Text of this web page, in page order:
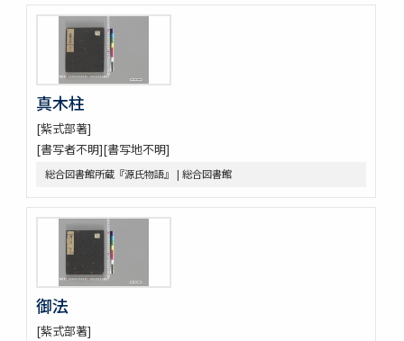
真木柱
[紫式部著]
[書写者不明][書写地不明]
総合図書館所蔵『源氏物語』 | 総合図書館
御法
[紫式部著]